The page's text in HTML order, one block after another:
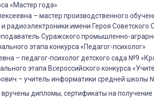
«Мастер года»
– мастер производственного
радиоэлектроники имени Героя
Суражского промышленно-
этапа конкурса «Педагог-психолог»
– педагог-психолог детского сада №9
этапа Всероссийского конкурса
– учитель информатики средней школы
вручены дипломы, сертификаты на